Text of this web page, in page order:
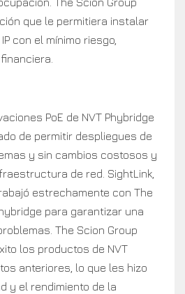
que le permitiera instalar
con el mínimo riesgo,
PoE de NVT Phybridge
de permitir despliegues de
y sin cambios costosos y
de red. SightLink,
estrechamente con The
para garantizar una
The Scion Group
los productos de NVT
anteriores, lo que les hizo
y el rendimiento de la